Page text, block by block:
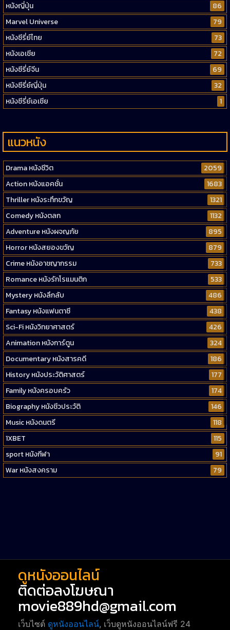
หนังญี่ปุ่น
86
Marvel Universe
79
หนังซีรี่ย์ไทย
73
หนังเอเชีย
72
หนังซีรี่ย์จีน
69
หนังซีรี่ย์ญี่ปุ่น
32
หนังซีรี่ย์เอเชีย
1
แนวหนัง
Drama หนังชีวิต
2059
Action หนังแอคชั่น
1683
Thriller หนังระทึกขวัญ
1321
Comedy หนังตลก
1132
Adventure หนังผจญภัย
895
Horror หนังสยองขวัญ
879
Crime หนังอาชญากรรม
733
Romance หนังรักโรแมนติก
533
Mystery หนังลึกลับ
486
Fantasy หนังแฟนตาซี
438
Sci-Fi หนังวิทยาศาสตร์
426
Animation หนังการ์ตูน
324
Documentary หนังสารคดี
186
History หนังประวัติศาสตร์
177
Family หนังครอบครัว
174
Biography หนังชีวประวัติ
146
Music หนังดนตรี
118
1XBET
115
sport หนังกีฬา
91
War หนังสงคราม
79
ดูหนังออนไลน์
ติดต่อลงโฆษณา
movie889hd@gmail.com
เว็บไซต์ ดูหนังออนไลน์, เว็บดูหนังออนไลน์ฟรี 24